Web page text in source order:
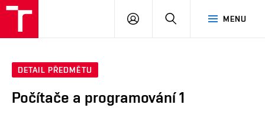
MENU
PŘIHLÁSIT
DETAIL PŘEDMĚTU
Počítače a programování 1